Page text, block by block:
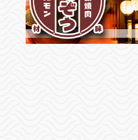
⌚営業時間
▶︎月/火/木⇒17:00〜0:00
▶︎金/土⇒17:00〜2:30
▶︎日/祝⇒17:00〜23:00
🗓定休日⇒水曜/第1火曜